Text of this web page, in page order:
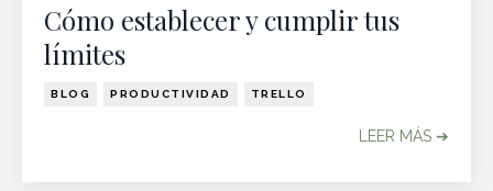
Cómo establecer y cumplir tus
límites
BLOG PRODUCTIVIDAD TRELLO
LEER MÁS ➔